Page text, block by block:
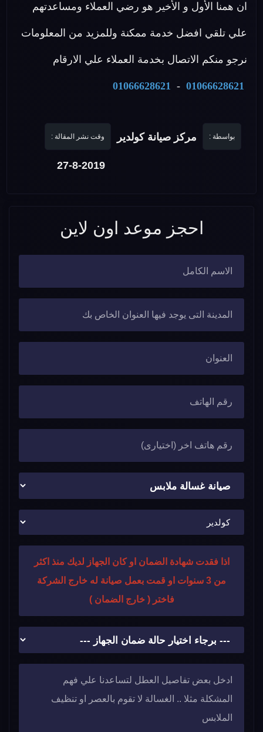
ان همنا الأول و الأخير هو رضي العملاء ومساعدتهم
علي تلقي افضل خدمة ممكنة وللمزيد من المعلومات
نرجو منكم الاتصال بخدمة العملاء علي الارقام
01066628621
-
01066628621
بواسطة : مركز صيانة كولدير وقت نشر المقالة :
27-8-2019
احجز موعد اون لاين
اذا فقدت شهادة الضمان او كان الجهاز لديك منذ اكثر
من 3 سنوات او قمت بعمل صيانة له خارج الشركة
فاختر ( خارج الضمان )